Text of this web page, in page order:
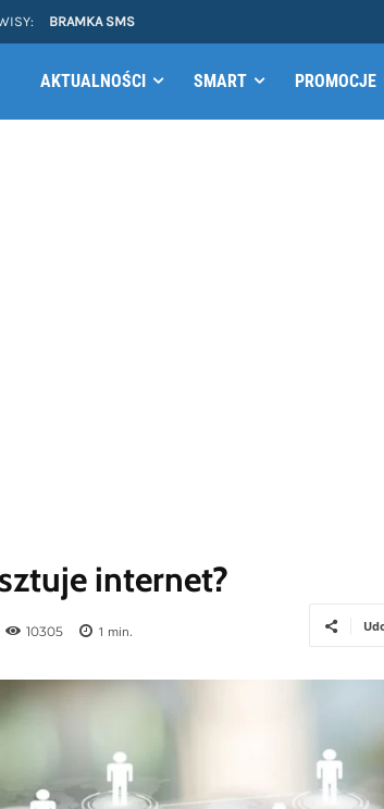
BRAMKA SMS
AKTUALNOŚCI SMART PROMOCJE
internet?
10305 1 min.